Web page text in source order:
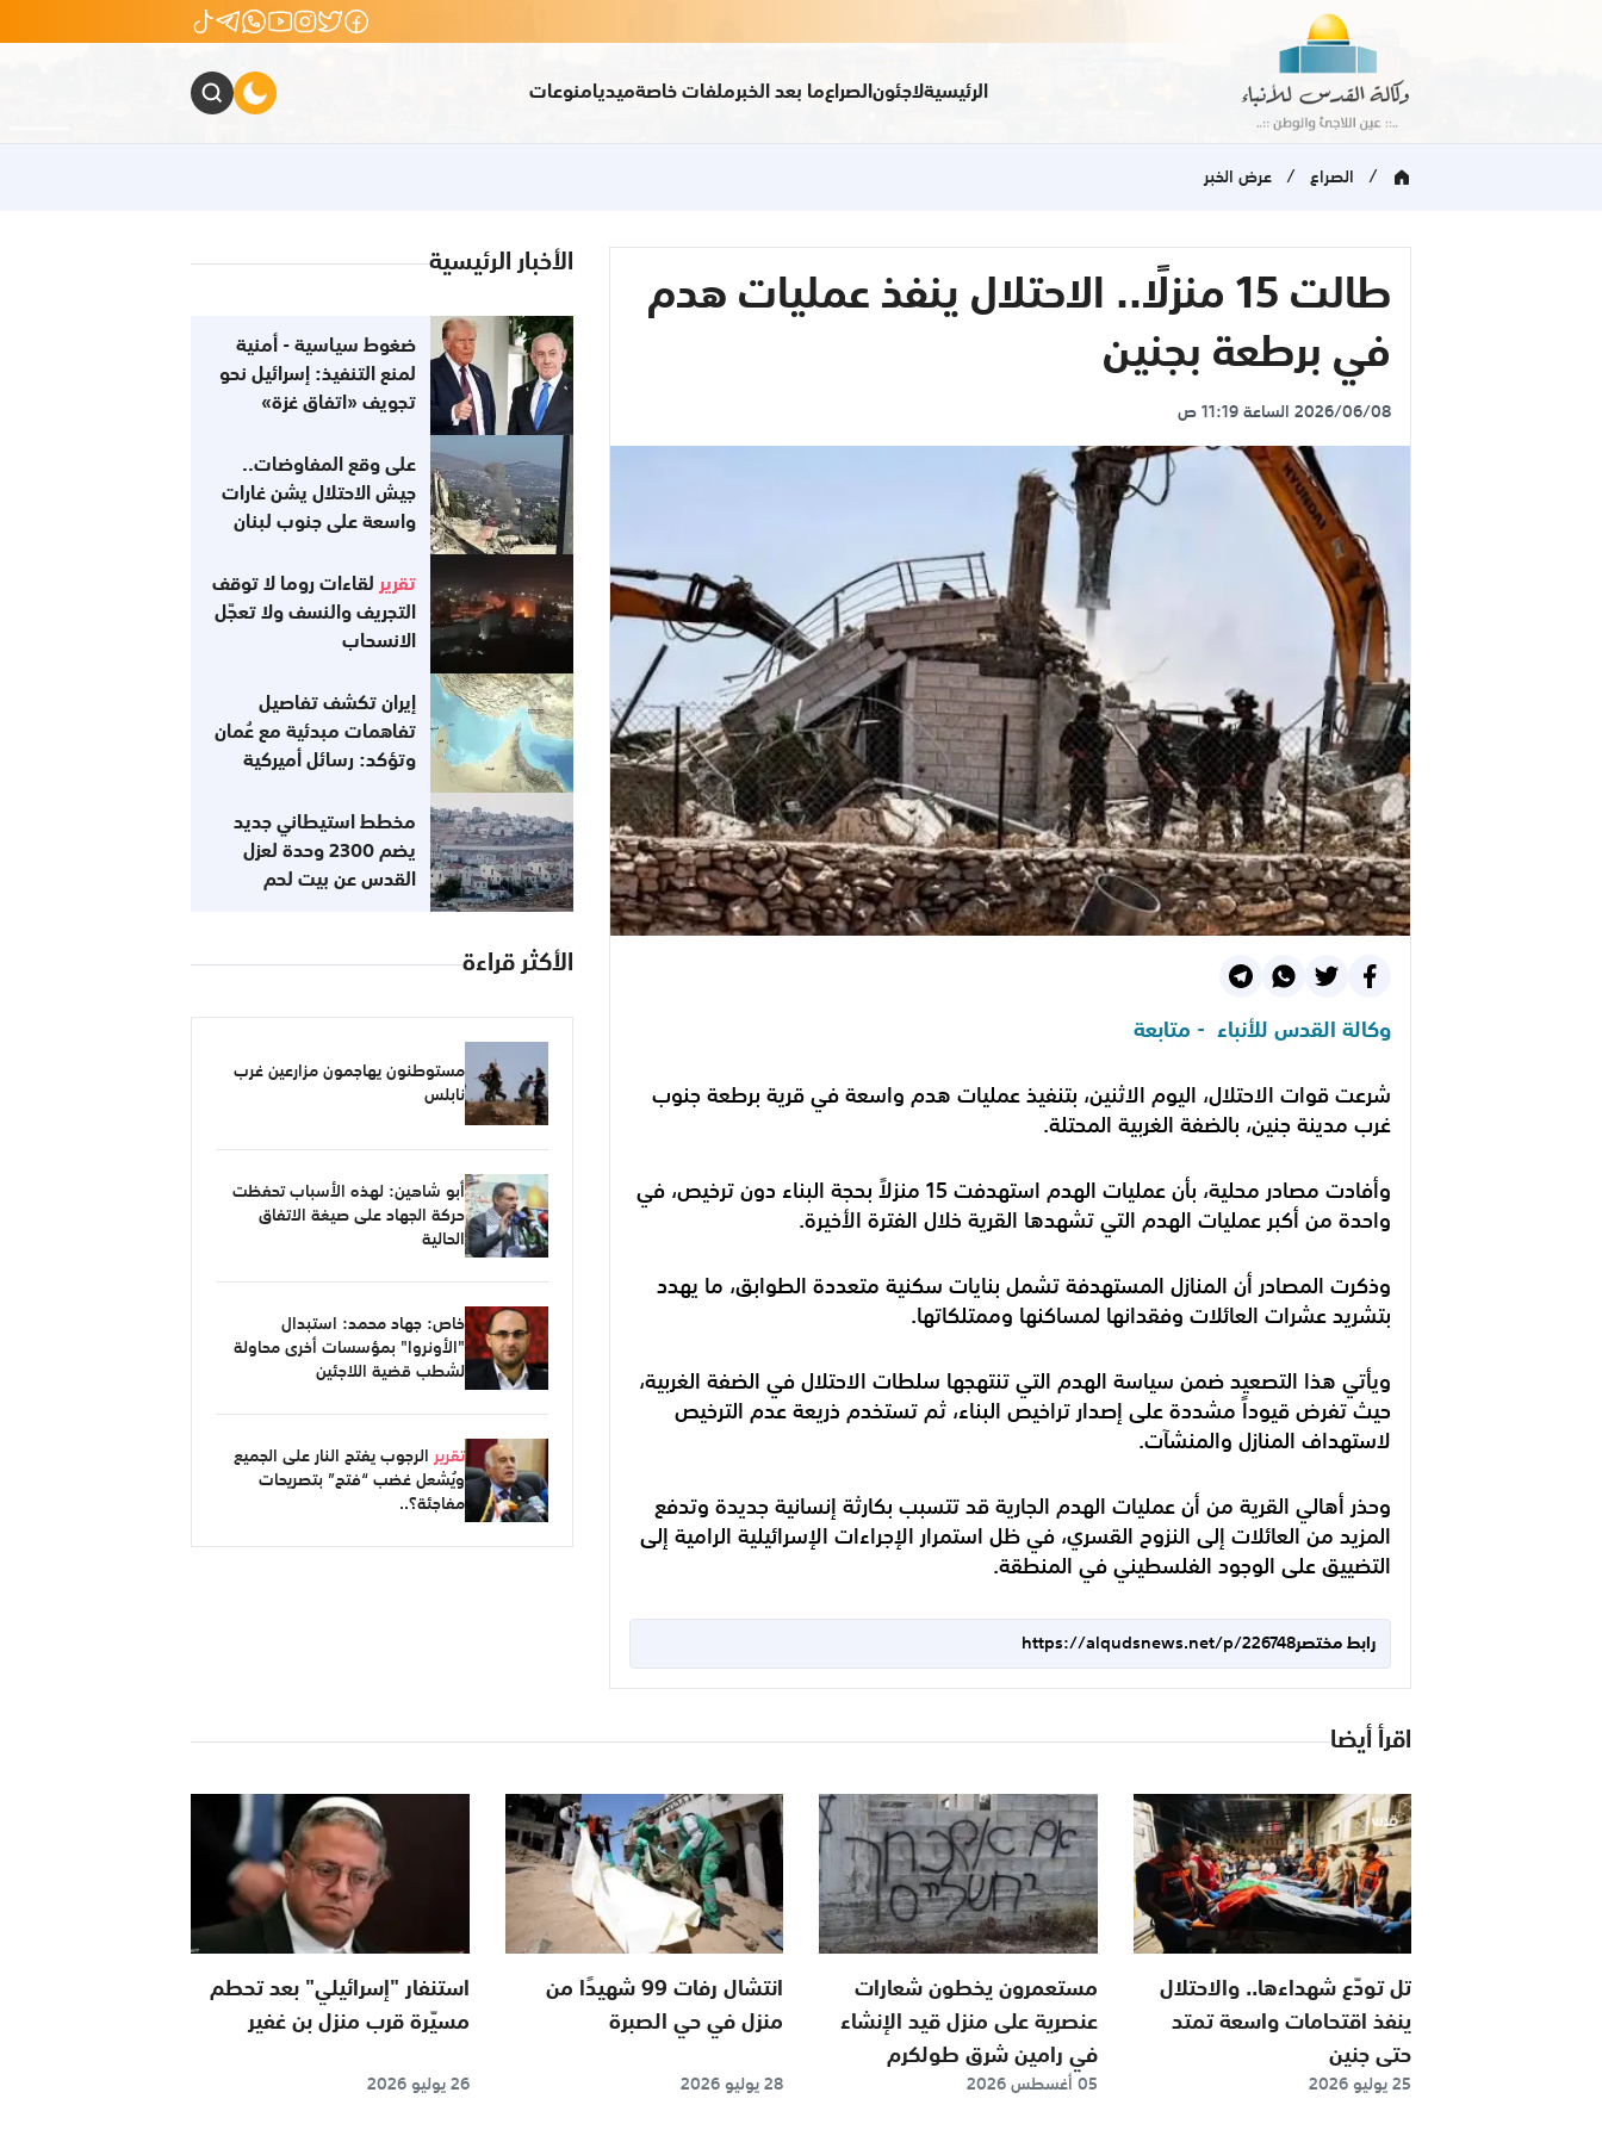
الرئيسيةلاجئون الصراعما بعد الخبرملفات خاصةميديامنوعات
/ الصراع / عرض الخبر
طالت 15 منزلًا.. الاحتلال ينفذ عمليات هدم
في برطعة بجنين
2026/06/08 الساعة 11:19 ص
وكالة القدس للأنباء - متابعة
شرعت قوات الاحتلال، اليوم الاثنين، بتنفيذ عمليات هدم واسعة في قرية برطعة جنوب
غرب مدينة جنين، بالضفة الغربية المحتلة.
وأفادت مصادر محلية، بأن عمليات الهدم استهدفت 15 منزلاً بحجة البناء دون ترخيص، في
واحدة من أكبر عمليات الهدم التي تشهدها القرية خلال الفترة الأخيرة.
وذكرت المصادر أن المنازل المستهدفة تشمل بنايات سكنية متعددة الطوابق، ما يهدد
بتشريد عشرات العائلات وفقدانها لمساكنها وممتلكاتها.
ويأتي هذا التصعيد ضمن سياسة الهدم التي تنتهجها سلطات الاحتلال في الضفة الغربية،
حيث تفرض قيوداً مشددة على إصدار تراخيص البناء، ثم تستخدم ذريعة عدم الترخيص
لاستهداف المنازل والمنشآت.
وحذر أهالي القرية من أن عمليات الهدم الجارية قد تتسبب بكارثة إنسانية جديدة وتدفع
المزيد من العائلات إلى النزوح القسري، في ظل استمرار الإجراءات الإسرائيلية الرامية إلى
التضييق على الوجود الفلسطيني في المنطقة.
رابط مختصرhttps://alqudsnews.net/p/226748
الأخبار الرئيسية
ضغوط سياسية - أمنية
لمنع التنفيذ: إسرائيل نحو
تجويف «اتفاق غزة»
على وقع المفاوضات..
جيش الاحتلال يشن غارات
واسعة على جنوب لبنان
تقرير لقاءات روما لا توقف
التجريف والنسف ولا تعجّل
الانسحاب
إيران تكشف تفاصيل
تفاهمات مبدئية مع عُمان
وتؤكد: رسائل أميركية
إلى التزاماتها
مخطط استيطاني جديد
يضم 2300 وحدة لعزل
القدس عن بيت لحم
الأكثر قراءة
مستوطنون يهاجمون مزارعين غرب
نابلس
أبو شاهين: لهذه الأسباب تحفظت
حركة الجهاد على صيغة الاتفاق
الحالية
خاص: جهاد محمد: استبدال
"الأونروا" بمؤسسات أخرى محاولة
لشطب قضية اللاجئين
تقرير الرجوب يفتح النار على الجميع
ويُشعل غضب “فتح” بتصريحات
مفاجئة؟..
اقرأ أيضا
تل تودّع شهداءها.. والاحتلال
ينفذ اقتحامات واسعة تمتد
حتى جنين
25 يوليو 2026
مستعمرون يخطون شعارات
عنصرية على منزل قيد الإنشاء
في رامين شرق طولكرم
05 أغسطس 2026
انتشال رفات 99 شهيدًا من
منزل في حي الصبرة
28 يوليو 2026
استنفار "إسرائيلي" بعد تحطم
مسيّرة قرب منزل بن غفير
26 يوليو 2026